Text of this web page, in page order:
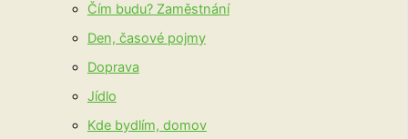
Čím budu? Zaměstnání
Den, časové pojmy
Doprava
Jídlo
Kde bydlím, domov